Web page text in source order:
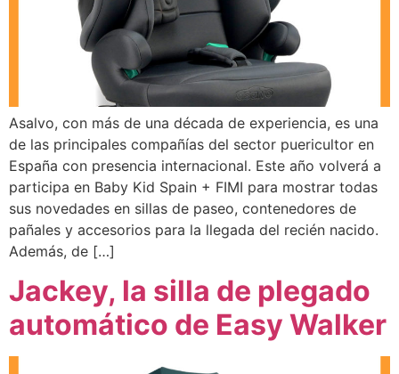
Asalvo, con más de una década de experiencia, es una
de las principales compañías del sector puericultor en
España con presencia internacional. Este año volverá a
participa en Baby Kid Spain + FIMI para mostrar todas
sus novedades en sillas de paseo, contenedores de
pañales y accesorios para la llegada del recién nacido.
Además, de […]
Jackey, la silla de plegado
automático de Easy Walker